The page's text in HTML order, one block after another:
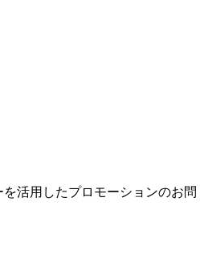
活用したプロモーションのお問